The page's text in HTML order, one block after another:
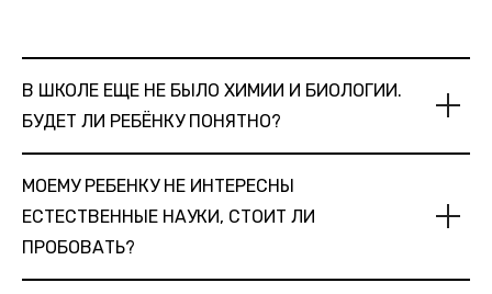
В ШКОЛЕ ЕЩЕ НЕ БЫЛО ХИМИИ И БИОЛОГИИ.
БУДЕТ ЛИ РЕБЁНКУ ПОНЯТНО?
МОЕМУ РЕБЕНКУ НЕ ИНТЕРЕСНЫ
ЕСТЕСТВЕННЫЕ НАУКИ, СТОИТ ЛИ
ПРОБОВАТЬ?